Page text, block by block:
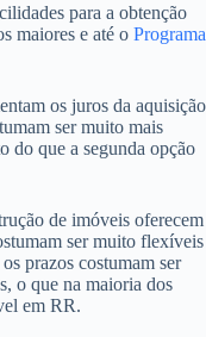
para a obtenção
maiores e até o Programa
os juros da aquisição
ser muito mais
do que a segunda opção
de imóveis oferecem
ser muito flexíveis
prazos costumam ser
o que na maioria dos
em RR.